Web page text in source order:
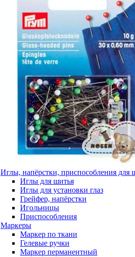
Иглы, напёрстки, приспособления для
Иглы для шитья
Иглы для установки глаз
Грейфер, напёрстки
Игольницы
Приспособления
Маркеры
Маркер по ткани
Гелевые ручки
Маркер перманентный